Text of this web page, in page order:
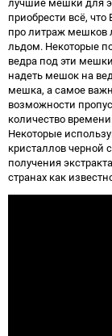
приобрести всё,
про литраж мешков
льдом. Некоторые
ведра под эти
надеть мешок на
мешка, а самое
возможности
количество
Некоторые
кристаллов черной
получения
странах как